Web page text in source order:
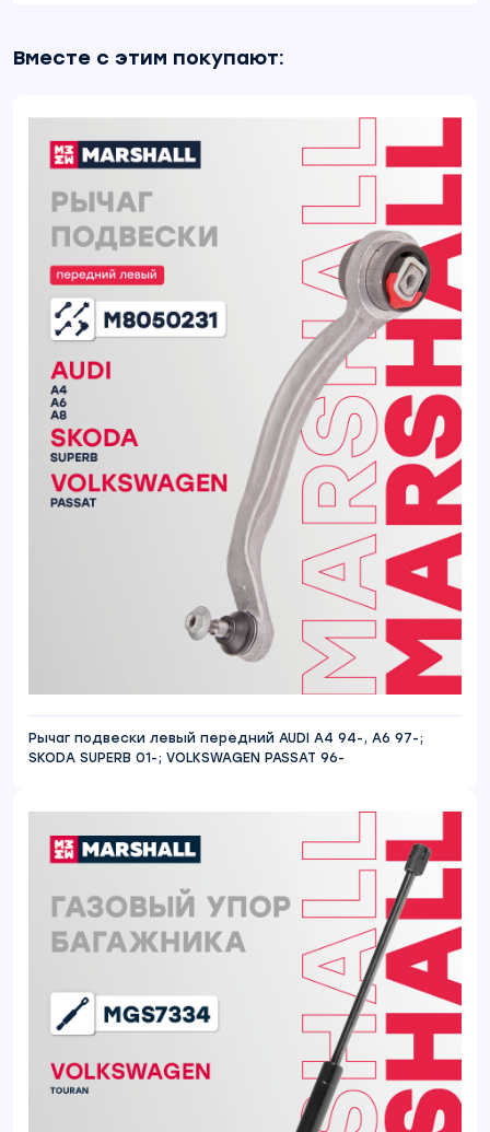
Вместе с этим покупают:
Рычаг подвески левый передний AUDI A4 94-, A6 97-;
SKODA SUPERB 01-; VOLKSWAGEN PASSAT 96-